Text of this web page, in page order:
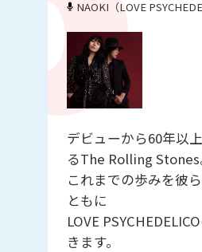
NAOKI（LOVE
デビューから60年以
るThe Rolling Stones
これまでの歩みを彼
ともに
LOVE
きます。